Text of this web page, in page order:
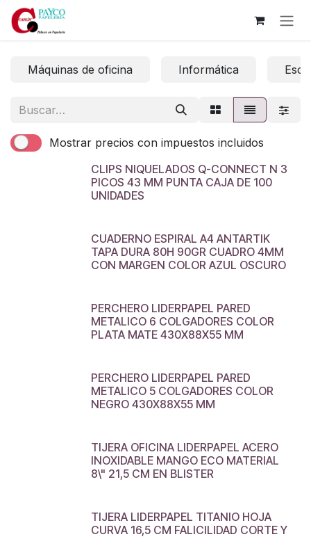
Ir al contenido
Máquinas de oficina Informática
Mostrar precios con impuestos incluidos
CLIPS NIQUELADOS Q-CONNECT N 3
PICOS 43 MM PUNTA CAJA DE 100
UNIDADES
CUADERNO ESPIRAL A4 ANTARTIK
TAPA DURA 80H 90GR CUADRO 4MM
CON MARGEN COLOR AZUL OSCURO
PERCHERO LIDERPAPEL PARED
METALICO 6 COLGADORES COLOR
PLATA MATE 430X88X55 MM
PERCHERO LIDERPAPEL PARED
METALICO 5 COLGADORES COLOR
NEGRO 430X88X55 MM
TIJERA OFICINA LIDERPAPEL ACERO
INOXIDABLE MANGO ECO MATERIAL
8\" 21,5 CM EN BLISTER
TIJERA LIDERPAPEL TITANIO HOJA
CURVA 16,5 CM FALICILIDAD CORTE Y